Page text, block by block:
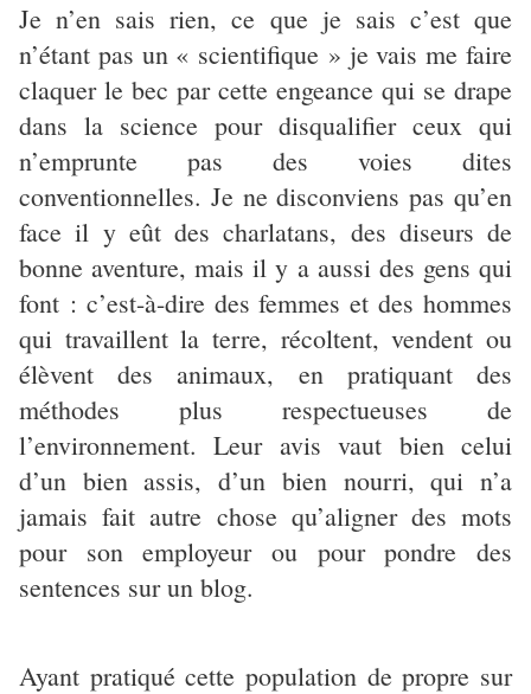
Je n’en sais rien, ce que je sais c’est que
n’étant pas un « scientifique » je vais me faire
claquer le bec par cette engeance qui se drape
dans la science pour disqualifier ceux qui
n’emprunte pas des voies dites
conventionnelles. Je ne disconviens pas qu’en
face il y eût des charlatans, des diseurs de
bonne aventure, mais il y a aussi des gens qui
font : c’est-à-dire des femmes et des hommes
qui travaillent la terre, récoltent, vendent ou
élèvent des animaux, en pratiquant des
méthodes plus respectueuses de
l’environnement. Leur avis vaut bien celui
d’un bien assis, d’un bien nourri, qui n’a
jamais fait autre chose qu’aligner des mots
pour son employeur ou pour pondre des
sentences sur un blog.
Ayant pratiqué cette population de propre sur